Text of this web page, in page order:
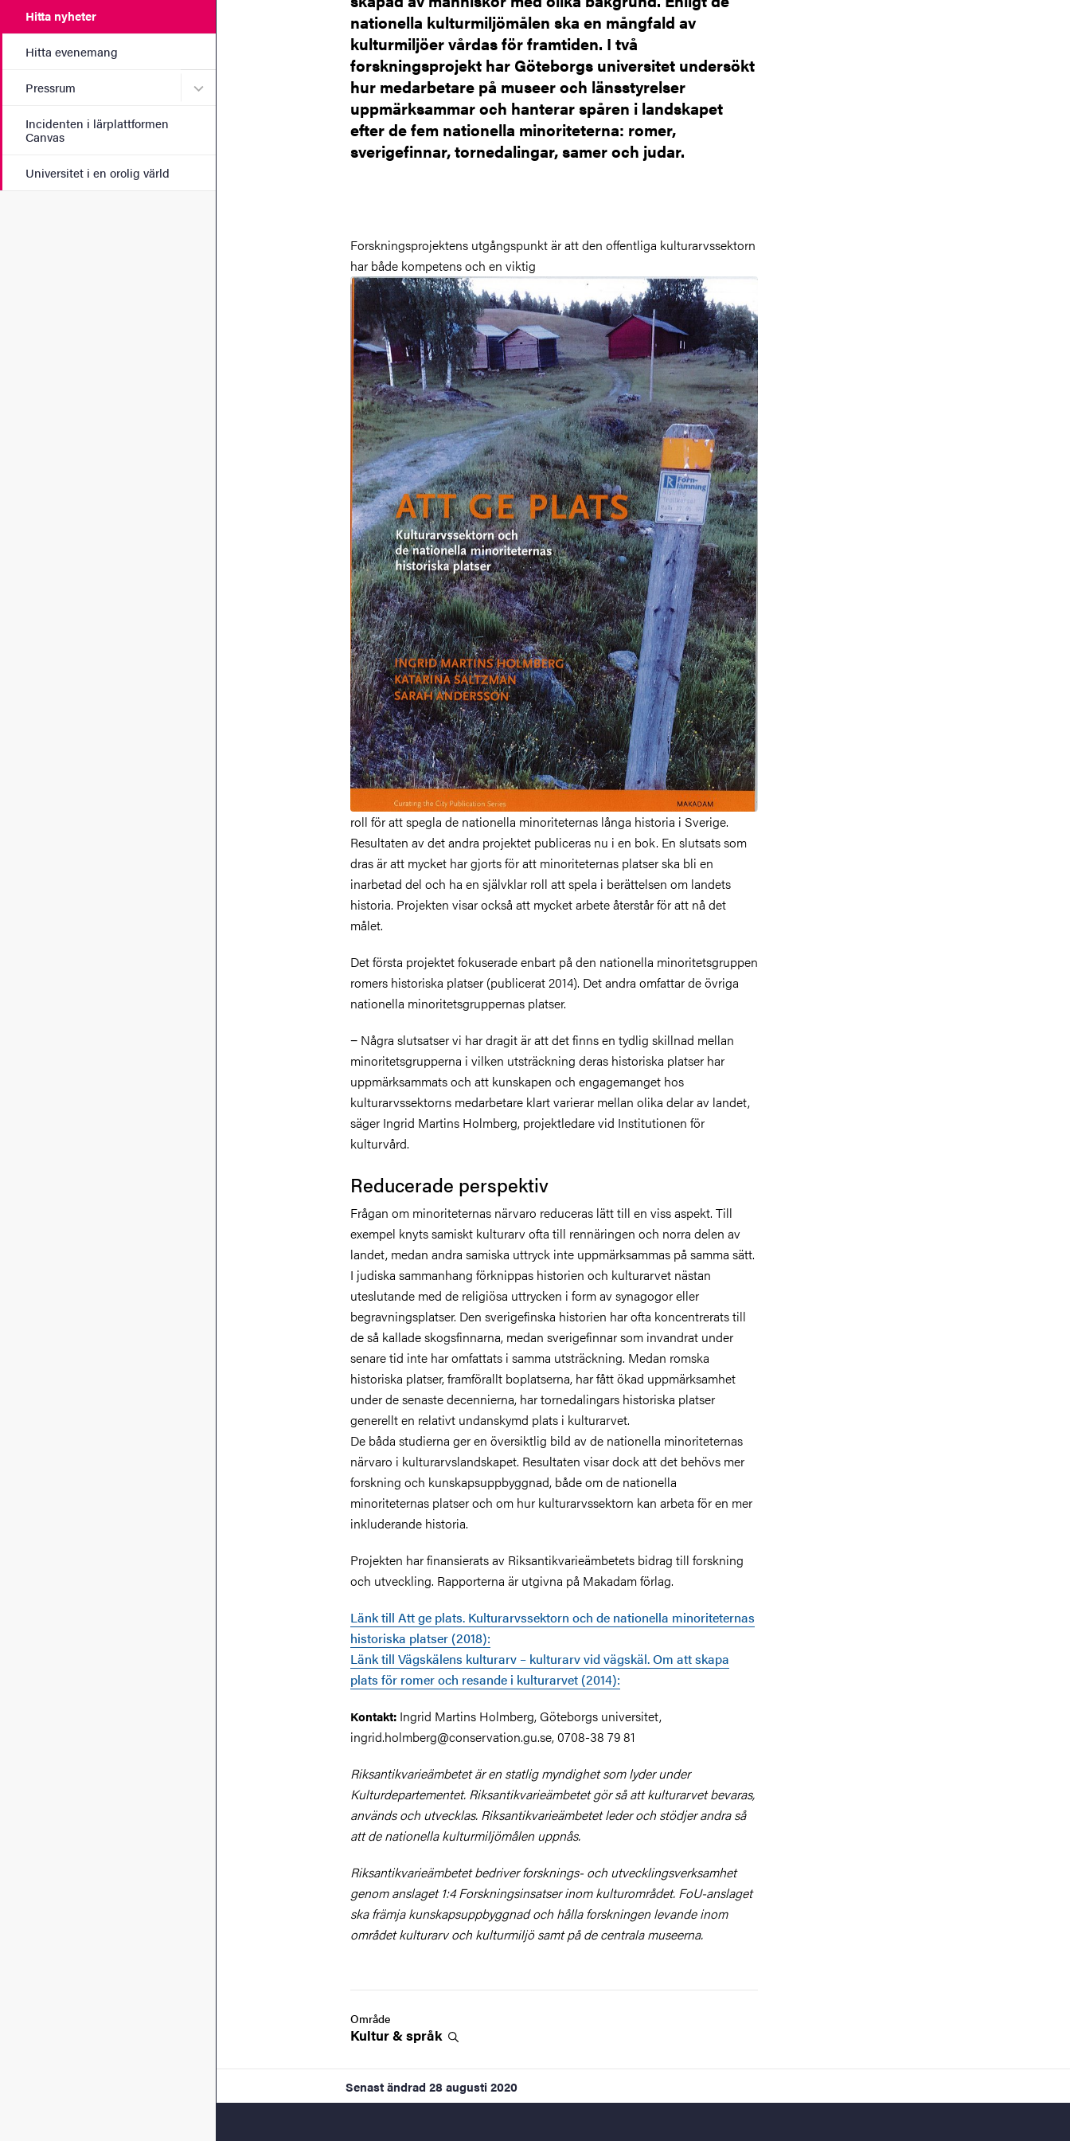
Hitta nyheter
Hitta evenemang
Pressrum Undermeny för Pressrum
Incidenten i lärplattformen
Canvas
Universitet i en orolig värld
nationella kulturmiljömålen ska en mångfald av
kulturmiljöer vårdas för framtiden. I två
forskningsprojekt har Göteborgs universitet undersökt
hur medarbetare på museer och länsstyrelser
uppmärksammar och hanterar spåren i landskapet
efter de fem nationella minoriteterna: romer,
sverigefinnar, tornedalingar, samer och judar.
Forskningsprojektens utgångspunkt är att den offentliga kulturarvssektorn
har både kompetens och en viktig
roll för att spegla de nationella minoriteternas långa historia i Sverige.
Resultaten av det andra projektet publiceras nu i en bok. En slutsats som
dras är att mycket har gjorts för att minoriteternas platser ska bli en
inarbetad del och ha en självklar roll att spela i berättelsen om landets
historia. Projekten visar också att mycket arbete återstår för att nå det
målet.
Det första projektet fokuserade enbart på den nationella minoritetsgruppen
romers historiska platser (publicerat 2014). Det andra omfattar de övriga
nationella minoritetsgruppernas platser.
− Några slutsatser vi har dragit är att det finns en tydlig skillnad mellan
minoritetsgrupperna i vilken utsträckning deras historiska platser har
uppmärksammats och att kunskapen och engagemanget hos
kulturarvssektorns medarbetare klart varierar mellan olika delar av landet,
säger Ingrid Martins Holmberg, projektledare vid Institutionen för
kulturvård.
Reducerade perspektiv
Frågan om minoriteternas närvaro reduceras lätt till en viss aspekt. Till
exempel knyts samiskt kulturarv ofta till rennäringen och norra delen av
landet, medan andra samiska uttryck inte uppmärksammas på samma sätt.
I judiska sammanhang förknippas historien och kulturarvet nästan
uteslutande med de religiösa uttrycken i form av synagogor eller
begravningsplatser. Den sverigefinska historien har ofta koncentrerats till
de så kallade skogsfinnarna, medan sverigefinnar som invandrat under
senare tid inte har omfattats i samma utsträckning. Medan romska
historiska platser, framförallt boplatserna, har fått ökad uppmärksamhet
under de senaste decennierna, har tornedalingars historiska platser
generellt en relativt undanskymd plats i kulturarvet.
De båda studierna ger en översiktlig bild av de nationella minoriteternas
närvaro i kulturarvslandskapet. Resultaten visar dock att det behövs mer
forskning och kunskapsuppbyggnad, både om de nationella
minoriteternas platser och om hur kulturarvssektorn kan arbeta för en mer
inkluderande historia.
Projekten har finansierats av Riksantikvarieämbetets bidrag till forskning
och utveckling. Rapporterna är utgivna på Makadam förlag.
Länk till Att ge plats. Kulturarvssektorn och de nationella minoriteternas
historiska platser (2018):
Länk till Vägskälens kulturarv – kulturarv vid vägskäl. Om att skapa
plats för romer och resande i kulturarvet (2014):
Kontakt: Ingrid Martins Holmberg, Göteborgs universitet,
ingrid.holmberg@conservation.gu.se, 0708-38 79 81
Riksantikvarieämbetet är en statlig myndighet som lyder under
Kulturdepartementet. Riksantikvarieämbetet gör så att kulturarvet bevaras,
används och utvecklas. Riksantikvarieämbetet leder och stödjer andra så
att de nationella kulturmiljömålen uppnås.
Riksantikvarieämbetet bedriver forsknings- och utvecklingsverksamhet
genom anslaget 1:4 Forskningsinsatser inom kulturområdet. FoU-anslaget
ska främja kunskapsuppbyggnad och hålla forskningen levande inom
området kulturarv och kulturmiljö samt på de centrala museerna.
Område
Kultur &språk
Senast ändrad 28 augusti 2020